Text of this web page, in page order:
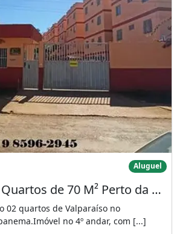
02 Quartos de 70 M² Perto daAluguel
Alugo Apt o 02 Quartos de 70 M² Perto da Br e dos Atacados Costa e Assaí
02 quartos de Valparaíso no
no 4º andar, com [...]